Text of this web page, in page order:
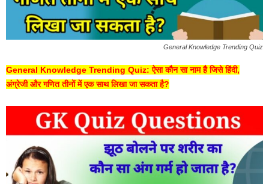
General Knowledge Trending Quiz
General Knowledge Trending Quiz: ऐसा कौन सा नाम है जिसे हिंदी,
अंग्रेजी और गणित तीनों में एक साथ लिखा जा सकता है?